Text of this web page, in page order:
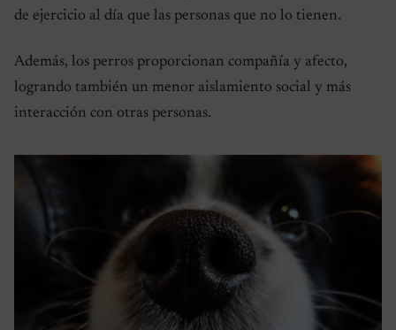
de ejercicio al día que las personas que no lo tienen.
Además, los perros proporcionan compañía y afecto,
logrando también un menor aislamiento social y más
interacción con otras personas.